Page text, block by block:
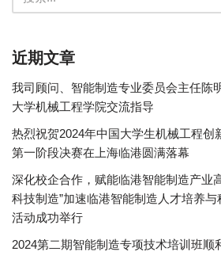
近期文章
我司顾问、智能制造专业委员会主任陈
大学机械工程学院交流指导
热烈祝贺2024年中国大学生机械工程创
第一阶段决赛在上海临港圆满落幕
深化校企合作，赋能临港智能制造产业
科技制造”加速临港智能制造人才培养
活动成功举行
2024第二期智能制造专项技术培训班顺